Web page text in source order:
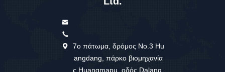
7ο πάτωμα, δρόμος No.3 Hu
angdang, πάρκο βιομηχανία
ς Huangmapu, οδός Dalang,